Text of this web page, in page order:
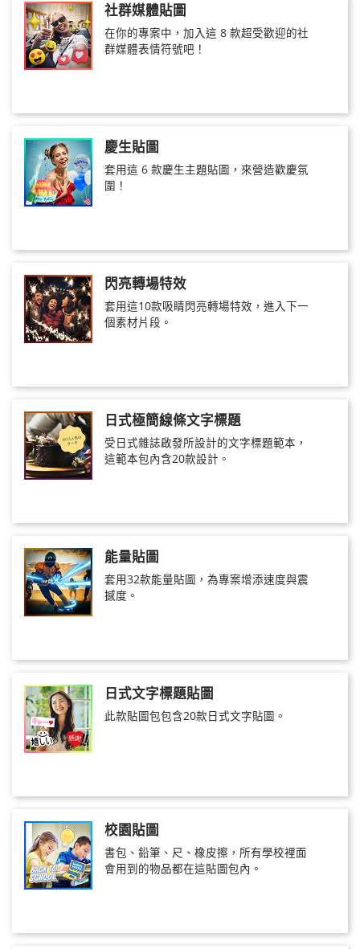
社群媒體貼圖
在你的專案中，加入這 8 款超受歡迎的社
群媒體表情符號吧！
慶生貼圖
套用這 6 款慶生主題貼圖，來營造歡慶氛
圍！
閃亮轉場特效
套用這10款吸睛閃亮轉場特效，進入下一
個素材片段。
日式極簡線條文字標題
受日式雜誌啟發所設計的文字標題範本，
這範本包內含20款設計。
能量貼圖
套用32款能量貼圖，為專案增添速度與震
撼度。
日式文字標題貼圖
此款貼圖包包含20款日式文字貼圖。
校園貼圖
書包、鉛筆、尺、橡皮擦，所有學校裡面
會用到的物品都在這貼圖包內。